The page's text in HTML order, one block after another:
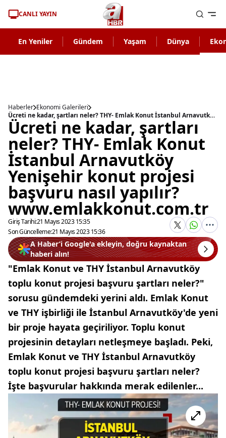
CANLI YAYIN
En Yeniler Gündem Yaşam Dünya
Haberler Ekonomi Galerileri
Ücreti ne kadar, şartları neler? THY- Emlak Konut İstanbul Arnavutköy Yenişehir konut projesi başvuru nasıl yapılır? www.emlakkonut.com.tr
Ücreti ne kadar, şartları
neler? THY- Emlak Konut
İstanbul Arnavutköy
Yenişehir konut projesi
başvuru nasıl yapılır?
www.emlakkonut.com.tr
Giriş Tarihi:21 Mayıs 2023 15:35
Son Güncelleme:21 Mayıs 2023 15:36
A Haber’i Google'a ekleyin, doğru kaynaktan
haberi alın!
"Emlak Konut ve THY İstanbul Arnavutköy
toplu konut projesi başvuru şartları neler?"
sorusu gündemdeki yerini aldı. Emlak Konut
ve THY işbirliği ile İstanbul Arnavutköy'de yeni
bir proje hayata geçiriliyor. Toplu konut
projesinin detayları netleşmeye başladı. Peki,
Emlak Konut ve THY İstanbul Arnavutköy
toplu konut projesi başvuru şartları neler?
İşte başvurular hakkında merak edilenler...